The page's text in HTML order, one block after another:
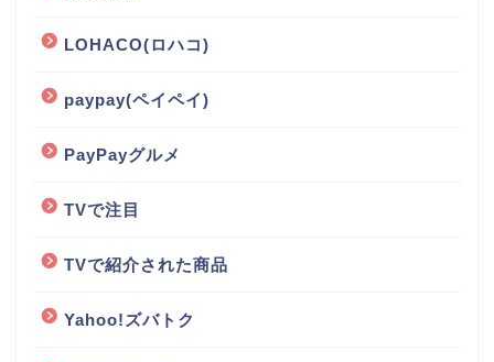
LOHACO(ロハコ)
paypay(ペイペイ)
PayPayグルメ
TVで注目
TVで紹介された商品
Yahoo!ズバトク